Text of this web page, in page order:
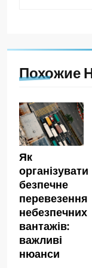
Похожие
Як
організувати
безпечне
перевезення
небезпечних
вантажів:
важливі
нюанси